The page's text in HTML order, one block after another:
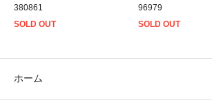
380861
SOLD OUT
96979
SOLD OUT
ホーム